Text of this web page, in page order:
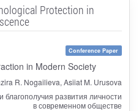
Protection in
Conference Paper
in Modern Society
R. Nogailieva, Asiiat M. Urusova
благополучия развития личности
в современном обществе